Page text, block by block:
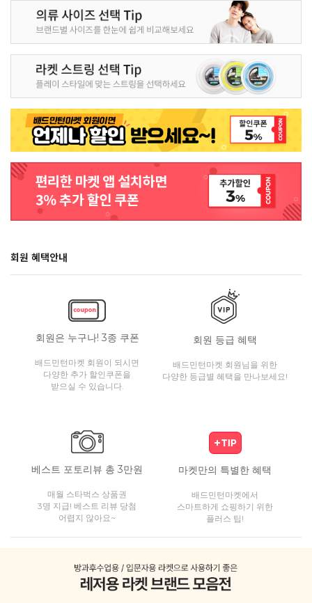
회원 혜택안내
회원은 누구나! 3종 쿠폰
배드민턴마켓 회원이 되시면
다양한 추가 할인쿠폰을
받으실 수 있습니다.
회원 등급 혜택
배드민턴마켓 회원님을 위한
다양한 등급별 혜택을 만나보세요!
베스트 포토리뷰 총 3만원
매월 스타벅스 상품권
3명 지급! 베스트 리뷰 당첨
어렵지 않아요~
마켓만의 특별한 혜택
배드민턴마켓에서
스마트하게 쇼핑하기 위한
플러스 팁!